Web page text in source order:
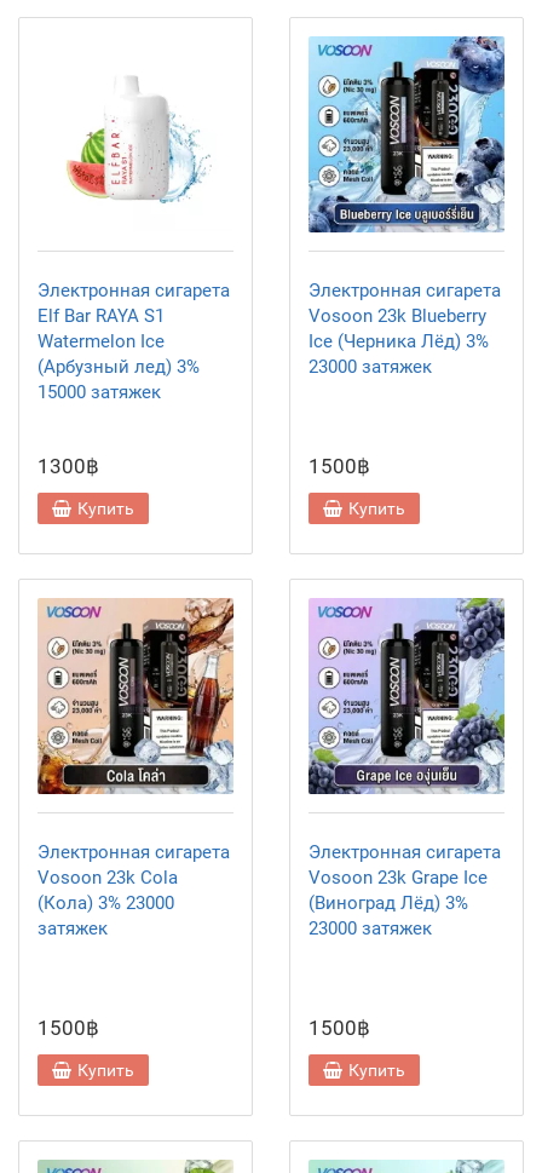
Электронная сигарета
Elf Bar RAYA S1
Watermelon Ice
(Арбузный лед) 3%
15000 затяжек
1300฿
Купить
Электронная сигарета
Vosoon 23k Blueberry
Ice (Черника Лёд) 3%
23000 затяжек
1500฿
Купить
Электронная сигарета
Vosoon 23k Cola
(Кола) 3% 23000
затяжек
1500฿
Купить
Электронная сигарета
Vosoon 23k Grape Ice
(Виноград Лёд) 3%
23000 затяжек
1500฿
Купить